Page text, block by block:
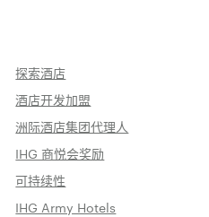
探索酒店
酒店开发加盟
洲际酒店集团代理人
IHG 商悦会奖励
可持续性
IHG Army Hotels